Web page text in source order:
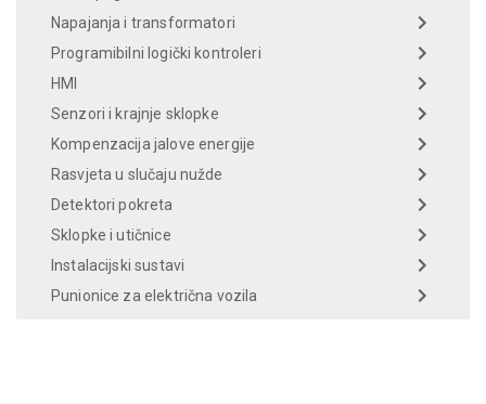
Napajanja i transformatori
Programibilni logički kontroleri
HMI
Senzori i krajnje sklopke
Kompenzacija jalove energije
Rasvjeta u slučaju nužde
Detektori pokreta
Sklopke i utičnice
Instalacijski sustavi
Punionice za električna vozila